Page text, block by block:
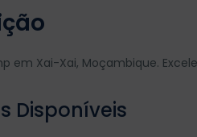
em Xai-Xai, Moçambique.
Disponíveis